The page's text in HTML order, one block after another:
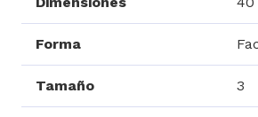
Forma
Tamaño 3